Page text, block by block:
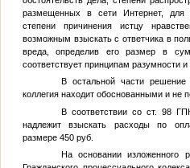
размещенных в сети Интернет, для
степени причинения истцу
возможным взыскать с ответчика в
вреда, определив его размер в
соответствует принципам разумности и
В остальной части
коллегия находит обоснованными и не
В соответствии со ст. 98
надлежит взыскать расходы по
размере 450 руб.
На основании изложенного